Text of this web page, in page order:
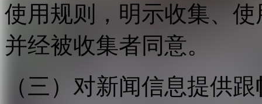
使用规则，明示收集、
并经被收集者同意。
（三）对新闻信息提供